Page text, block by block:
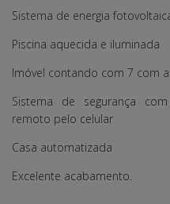
Sistema de energia
Piscina aquecida e iluminada
Imóvel contando com 7 com
Sistema de segurança
remoto pelo celular
Casa automatizada
Excelente acabamento.